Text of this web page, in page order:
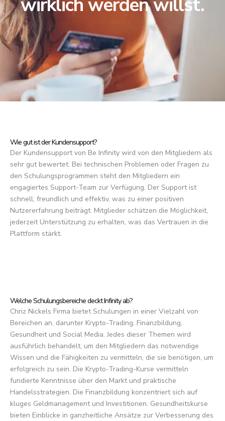
Wie gut ist der Kundensupport?
Der Kundensupport von Be Infinity wird von den Mitgliedern als
sehr gut bewertet. Bei technischen Problemen oder Fragen zu
den Schulungsprogrammen steht den Mitgliedern ein
engagiertes Support-Team zur Verfügung. Der Support ist
schnell, freundlich und effektiv, was zu einer positiven
Nutzererfahrung beiträgt. Mitglieder schätzen die Möglichkeit,
jederzeit Unterstützung zu erhalten, was das Vertrauen in die
Plattform stärkt.
Welche Schulungsbereiche deckt Infinity ab?
Chriz Nickels Firma bietet Schulungen in einer Vielzahl von
Bereichen an, darunter Krypto-Trading, Finanzbildung,
Gesundheit und Social Media. Jedes dieser Themen wird
ausführlich behandelt, um den Mitgliedern das notwendige
Wissen und die Fähigkeiten zu vermitteln, die sie benötigen, um
erfolgreich zu sein. Die Krypto-Trading-Kurse vermitteln
fundierte Kenntnisse über den Markt und praktische
Handelsstrategien. Die Finanzbildung konzentriert sich auf
kluges Geldmanagement und Investitionen. Gesundheitskurse
bieten Einblicke in ganzheitliche Ansätze zur Verbesserung des